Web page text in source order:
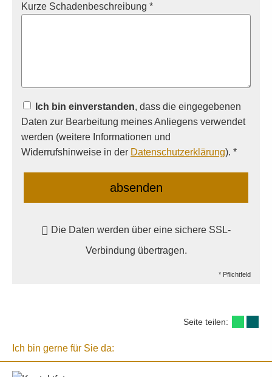
Kurze Schadenbeschreibung *
Ich bin einverstanden, dass die eingegebenen
Daten zur Bearbeitung meines Anliegens verwendet
werden (weitere Informationen und
Widerrufshinweise in der Datenschutzerklärung). *
absenden
Die Daten werden über eine sichere SSL-
Verbindung übertragen.
* Pflichtfeld
Seite teilen:
Ich bin gerne für Sie da: